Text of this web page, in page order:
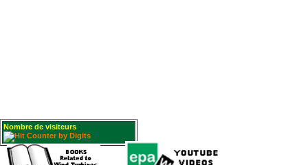
Nombre de visiteurs :